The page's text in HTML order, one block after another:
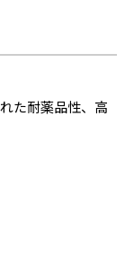
た耐薬品性、高